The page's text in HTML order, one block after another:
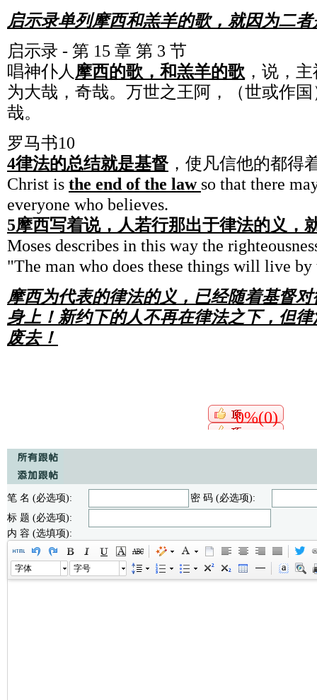
启示录单列摩西和羔羊的歌，就因为二
启示录 - 第 15 章 第 3 节
唱神仆人 摩西的歌，和羔羊的歌 ，说，
为大哉，奇哉。万世之王阿，（世或作
哉。
罗马书10
4律法的总结就是基督，使凡信他的都得
Christ is the end of the law so that there
everyone who believes.
5摩西写着说，人若行那出于律法的义，
Moses describes in this way the
"The man who does these things will live by
摩西为代表的律法的义，已经随着基督
身上！新约下的人不再在律法之下，但
废去！
0%(0)
笔 名 (必选项):
密 码 (必选项):
标 题 (必选项):
内 容 (选填项):
字体 字号